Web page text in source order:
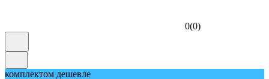
0(0)
комплектом дешевле